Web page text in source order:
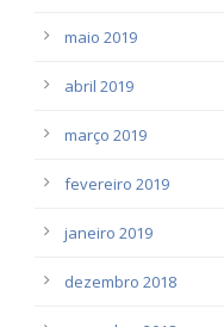
maio 2019
abril 2019
março 2019
fevereiro 2019
janeiro 2019
dezembro 2018